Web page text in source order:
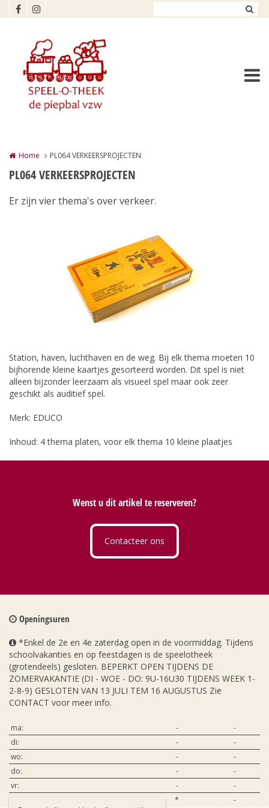
Overslaan en naar de inhoud gaan
Home PL064 VERKEERSPROJECTEN
PL064 VERKEERSPROJECTEN
Er zijn vier thema's over verkeer.
Station, haven, luchthaven en de weg. Bij elk thema moeten 10
bijhorende kleine kaartjes gesorteerd worden. Dit spel is niet
alleen bijzonder leerzaam als visueel spel maar ook zeer
geschikt als auditief spel.
Merk: EDUCO
Inhoud: 4 thema platen, voor elk thema 10 kleine plaatjes
Wenst u dit artikel te reserveren?
Contacteer ons
Openingsuren
*Enkel de 2e en 4e zaterdag open in de voormiddag. Tijdens
schoolvakanties en op feestdagen is de speelotheek
(grotendeels) gesloten. BEPERKT OPEN TIJDENS DE
ZOMERVAKANTIE (DI - WOE - DO: 9U-16U30 TIJDENS WEEK 1-
2-8-9) GESLOTEN VAN 13 JULI TEM 16 AUGUSTUS Zie
CONTACT voor meer info.
ma: -
-
di:
-
-
wo:
-
-
do:
-
-
vr:
-
-
*
-